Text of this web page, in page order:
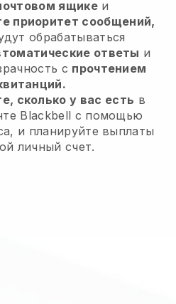
ящикеи
приоритет сообщений,
обрабатываться
ответы и
с прочтением
сколько у вас есть в
Blackbell с помощью
и планируйте выплаты
личный счет.